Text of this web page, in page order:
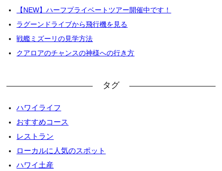
【NEW】ハーフプライベートツアー開催中です！
ラグーンドライブから飛行機を見る
戦艦ミズーリの見学方法
クアロアのチャンスの神様への行き方
タグ
ハワイライフ
おすすめコース
レストラン
ローカルに人気のスポット
ハワイ土産